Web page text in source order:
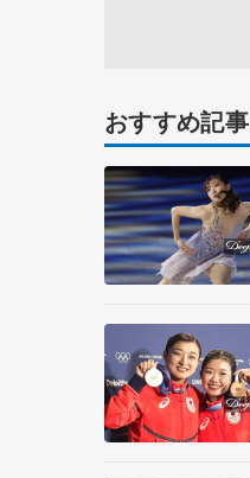
おすすめ記事